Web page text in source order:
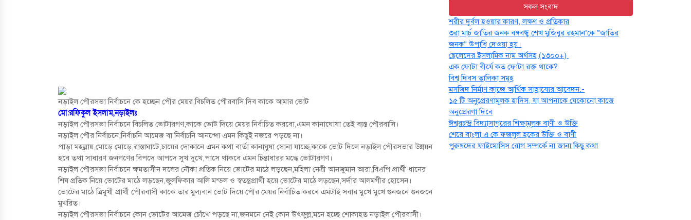
নড়াইল পৌরসভা নির্বাচনে কে হচ্ছেন পৌর মেয়র,বিচলিত পৌরবাসি,দিব কাকে আমার ভোট
মো:রফিকুল ইসলাম,নড়াইলঃ
নড়াইল পৌরসভা নির্বাচনে বিচলিত ভোটারগণ,কাকে ভোট দিয়ে মেয়র নির্বাচিত করবো,এমন কানাঘোষা তেই ব্যস্ত পৌরবাসি।
নড়াইল পৌর নির্বাচনে,নির্বাচনি আমেজ বা নির্বাচনি আনন্দো এমন কিছুই নজরে পড়ছে না।
পাড়া মহল্লায়,মোড়ে মোড়ে,রাস্তাঘাটে,চায়ের দোকানে এমন কথা বার্তা কানাঘুষা সোনা যাচ্ছে,কাকে ভোট দিলে নড়াইল পৌরসভার উন্নয়ন
হবে তথা সাধারণ জনগণের বিপদে আপদে সুখ দুখে,পাসে থাকবে এমন চিন্তাধারর মদ্ধে ভোটারগণ।
নড়াইল পৌরসভা নির্বাচনে ক্ষমতাসীন দলের নৌকা প্রতিক নিয়ে ভোটের মাঠে লড়ছেন,মহিলা নেত্রী আনজুমান আরা,বিএপি প্রার্থী ধানের
শিষ প্রতিক নিয়ে ভোটের মাঠে লড়ছেন,জুলফিকার আলি মন্ডল ও স্বতন্ত্রপ্রার্থী হয়ে ভোটের মাঠে লড়ছেন,সর্দার আলমগীর হোসেন।
ভোটের মাঠে ত্রিমূখী প্রার্থী পৌরবাসী কাকে তার মুল্যবান ভোট দিয়ে পৌর মেয়র নির্বাচিত করবে এমটাই সবার মুখে মুখে গুনজনে গুনজনে
মুখরিত।
নড়াইল পৌরসভা নির্বাচনে কোন ভোটের আমেজ চোঁখে পড়ছে না,জনমনে নেই কোন উৎফুল্ল,মনে হচ্ছে শোকাহত নড়াইল পৌরবাসী।
সকল সংবাদ
শরীর দুর্বল হওয়ার কারণ, লক্ষণ ও প্রতিকার
৩রা মার্চ জাতির জনক বঙ্গবন্ধু শেখ মুজিবুর রহমান’কে “জাতির
জনক” উপাধি দেওয়া হয়।
ছেলেদের ইসলামিক নাম অর্থসহ (১৩০০+)
এক ফোটা বীর্যে কত ফোটা রক্ত থাকে?
বিশ্ব দিবস তালিকা সমূহ
মসজিদ নির্মাণ কাজে আর্থিক সাহায্যের আবেদন:-
১৫ টি অনুপ্রেরণামূলক হাদিস, যা আপনাকে যেকোনো কাজে
অনুপ্রেরণা দিবে
ঈশ্বরচন্দ্র বিদ্যাসাগরের শিক্ষামূলক বাণী ও উক্তি
শেরে বাংলা এ কে ফজলুল হকের উক্তি ও বাণী
পুরুষদের ফাইমোসিস রোগ সম্পর্কে না জানা কিছু কথা